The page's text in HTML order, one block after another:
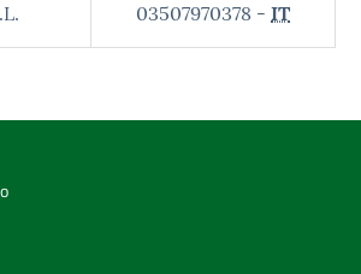
03507970378 - IT